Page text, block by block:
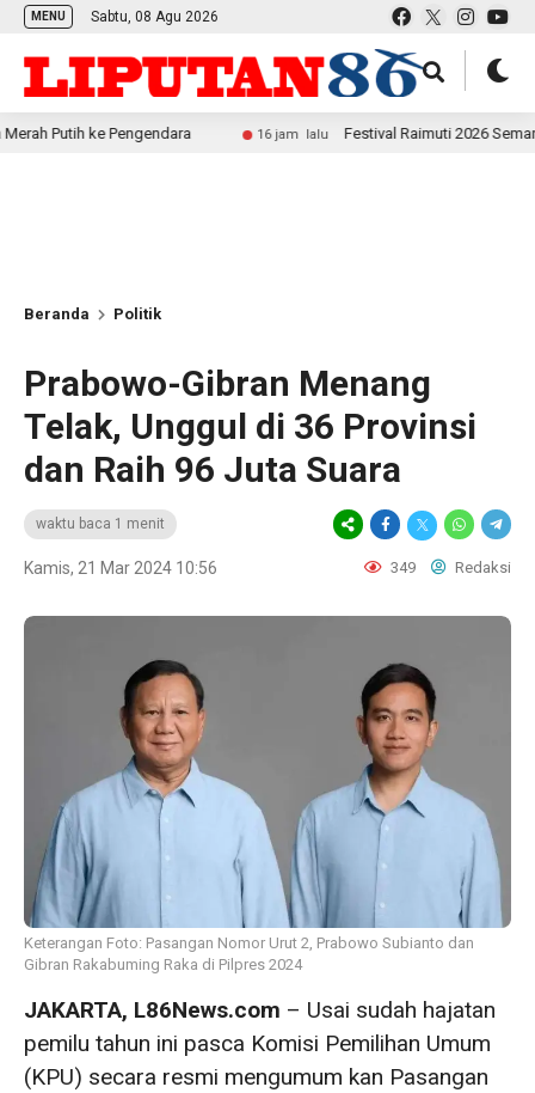
MENU Sabtu, 08 Agu 2026
ke Pengendara 16 jam lalu Festival Raimuti 2026 Semarak,
Beranda Politik
Prabowo-Gibran Menang
Telak, Unggul di 36 Provinsi
dan Raih 96 Juta Suara
waktu baca 1 menit
Kamis, 21 Mar 2024 10:56 349 Redaksi
Keterangan Foto: Pasangan Nomor Urut 2, Prabowo Subianto dan
Gibran Rakabuming Raka di Pilpres 2024
JAKARTA, L86News.com – Usai sudah hajatan
pemilu tahun ini pasca Komisi Pemilihan Umum
(KPU) secara resmi mengumum kan Pasangan